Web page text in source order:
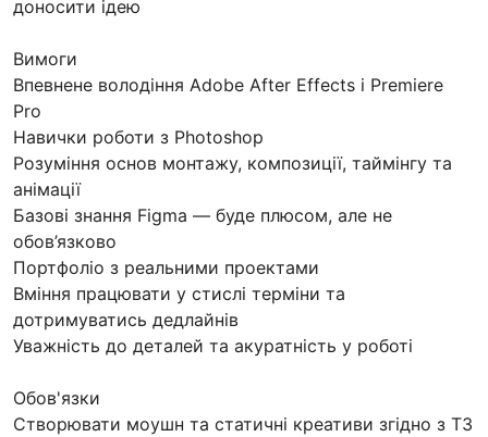
доносити ідею
Вимоги
Впевнене володіння Adobe After Effects і Premiere
Pro
Навички роботи з Photoshop
Розуміння основ монтажу, композиції, таймінгу та
анімації
Базові знання Figma — буде плюсом, але не
обов’язково
Портфоліо з реальними проектами
Вміння працювати у стислі терміни та
дотримуватись дедлайнів
Уважність до деталей та акуратність у роботі
Обов'язки
Створювати моушн та статичні креативи згідно з ТЗ